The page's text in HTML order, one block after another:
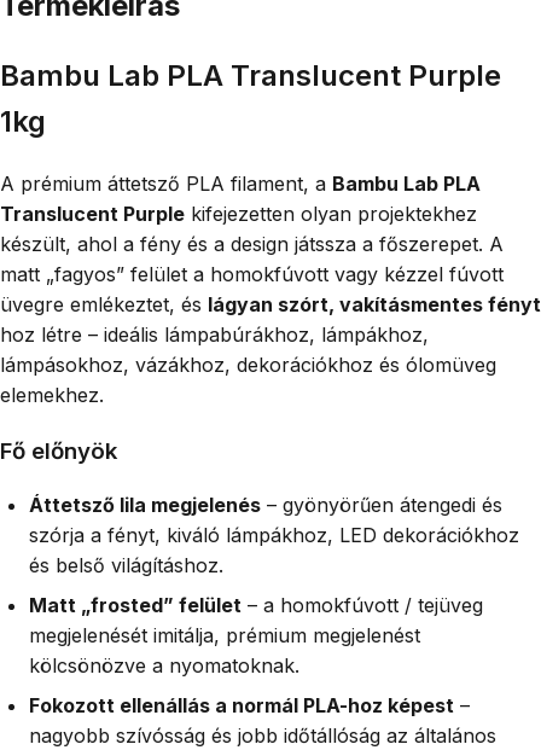
Bambu Lab PLA Translucent Purple
1kg
A prémium áttetsző PLA filament, a Bambu Lab PLA
Translucent Purple kifejezetten olyan projektekhez
készült, ahol a fény és a design játssza a főszerepet. A
matt „fagyos” felület a homokfúvott vagy kézzel fúvott
üvegre emlékeztet, és lágyan szórt, vakításmentes fényt
hoz létre – ideális lámpabúrákhoz, lámpákhoz,
lámpásokhoz, vázákhoz, dekorációkhoz és ólomüveg
elemekhez.
Fő előnyök
Áttetsző lila megjelenés – gyönyörűen átengedi és
szórja a fényt, kiváló lámpákhoz, LED dekorációkhoz
és belső világításhoz.
Matt „frosted” felület – a homokfúvott / tejüveg
megjelenését imitálja, prémium megjelenést
kölcsönözve a nyomatoknak.
Fokozott ellenállás a normál PLA-hoz képest –
nagyobb szívósság és jobb időtállóság az általános